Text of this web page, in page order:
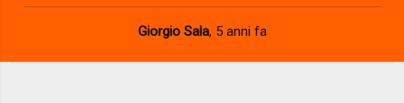
Giorgio Sala, 5 anni fa